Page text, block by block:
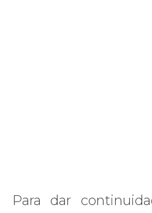
Para dar